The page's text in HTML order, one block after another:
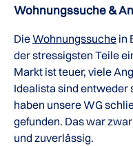
Wohnungssuche &
DieWohnungssuche in
der stressigsten Teile
Markt ist teuer, viele
Idealista sind entweder
haben unsere WG
gefunden. Das war
und zuverlässig.